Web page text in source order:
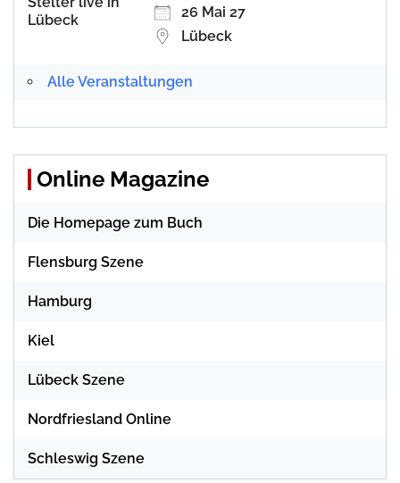
26 Mai 27
Lübeck
Alle Veranstaltungen
Online Magazine
Die Homepage zum Buch
Flensburg Szene
Hamburg
Kiel
Lübeck Szene
Nordfriesland Online
Schleswig Szene